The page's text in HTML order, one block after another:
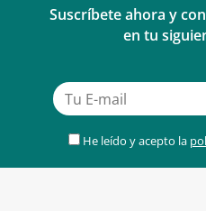
Suscríbete ahora y
en tu
He leído y acepto la